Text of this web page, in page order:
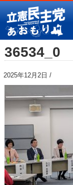
36534_0
2025年12月2日 /